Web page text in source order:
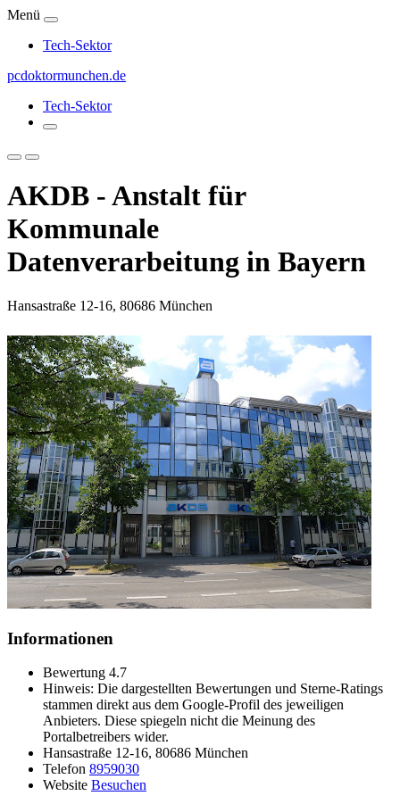
Menü
Tech-Sektor
pcdoktormunchen.de
Tech-Sektor
AKDB - Anstalt für
Kommunale
Datenverarbeitung in Bayern
Hansastraße 12-16, 80686 München
Informationen
Bewertung 4.7
Hinweis: Die dargestellten Bewertungen und Sterne-Ratings
stammen direkt aus dem Google-Profil des jeweiligen
Anbieters. Diese spiegeln nicht die Meinung des
Portalbetreibers wider.
Hansastraße 12-16, 80686 München
Telefon 8959030
Website Besuchen